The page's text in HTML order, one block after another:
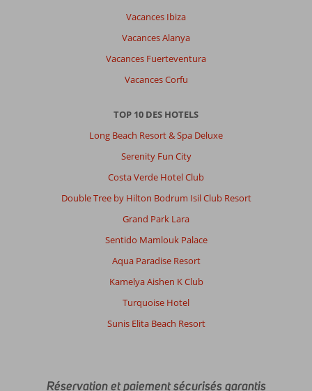
Vacances Ibiza
Vacances Alanya
Vacances Fuerteventura
Vacances Corfu
TOP 10 DES HOTELS
Long Beach Resort & Spa Deluxe
Serenity Fun City
Costa Verde Hotel Club
Double Tree by Hilton Bodrum Isil Club Resort
Grand Park Lara
Sentido Mamlouk Palace
Aqua Paradise Resort
Kamelya Aishen K Club
Turquoise Hotel
Sunis Elita Beach Resort
Réservation et paiement sécurisés garantis